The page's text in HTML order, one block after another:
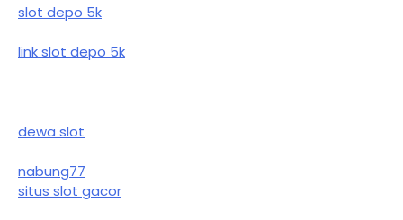
slot depo 5k
link slot depo 5k
dewa slot
nabung77
situs slot gacor